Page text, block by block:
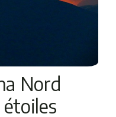
Nord